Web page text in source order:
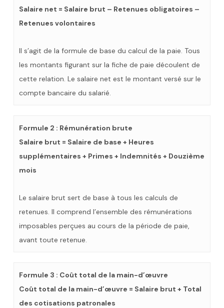
Salaire net = Salaire brut – Retenues obligatoires –
Retenues volontaires
Il s’agit de la formule de base du calcul de la paie. Tous
les montants figurant sur la fiche de paie découlent de
cette relation. Le salaire net est le montant versé sur le
compte bancaire du salarié.
Formule 2 : Rémunération brute
Salaire brut = Salaire de base + Heures
supplémentaires + Primes + Indemnités + Douzième
mois
Le salaire brut sert de base à tous les calculs de
retenues. Il comprend l’ensemble des rémunérations
imposables perçues au cours de la période de paie,
avant toute retenue.
Formule 3 : Coût total de la main-d’œuvre
Coût total de la main-d’œuvre = Salaire brut + Total
des cotisations patronales